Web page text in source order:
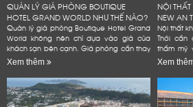
QUẢN LÝ GIÁ PHÒNG BOUTIQUE
HOTEL GRAND WORLD NHƯ THẾ NÀO?
Quản lý giá phòng Boutique Hotel Grand
World không nên chỉ dựa vào giá của
khách sạn bên cạnh. Giá phòng cần thay
đổi theo mùa, ngày trong tuần và lượng
Xem thêm
NỘI
NEW AN
Nội thất
Thới
thẩm mỹ
đẹp có
Xem